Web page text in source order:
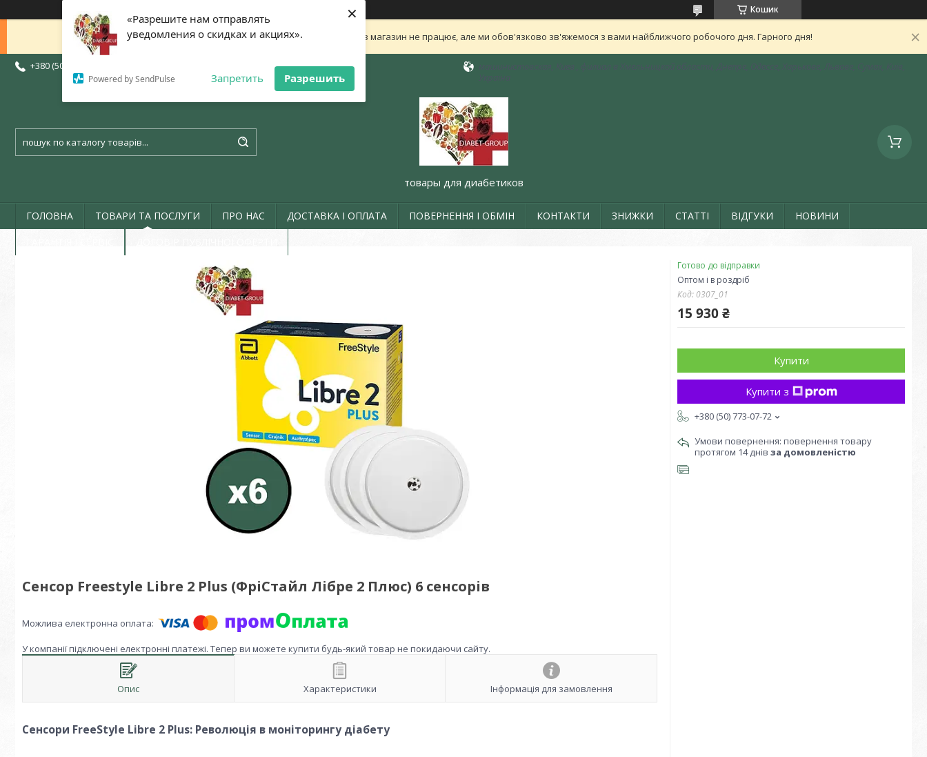
«Разрешите нам отправлять
уведомления о скидках и акциях».
Powered by SendPulse Запретить Разрешить
× Кошик
Доброго дня 😊 Дякую, що написали нам! Зараз магазин не працює, але ми обов'язково зв'яжемося з вами найближчого робочого дня. Гарного дня!
+380 (50) 773-07-72 +380 (97) 773-07-72
товары для диабетиков
ГОЛОВНА ТОВАРИ ТА ПОСЛУГИ ПРО НАС ДОСТАВКА І ОПЛАТА ПОВЕРНЕННЯ І ОБМІН КОНТАКТИ ЗНИЖКИ СТАТТІ ВІДГУКИ
НОВИНИ
Сенсор Freestyle Libre 2 Plus (ФріСтайл Лібре 2 Плюс) 6 сенсорів
У компанії підключені електронні платежі. Тепер ви можете купити будь-який товар не покидаючи сайту.
Опис Характеристики Інформація для замовлення
Сенсори FreeStyle Libre 2 Plus: Революція в моніторингу діабету
Готово до відправки
Оптом і в роздріб
Код: 0307_01
15 930 ₴
Купити
Купити з
+380 (50) 773-07-72
повернення товару
протягом 14 днів за домовленістю